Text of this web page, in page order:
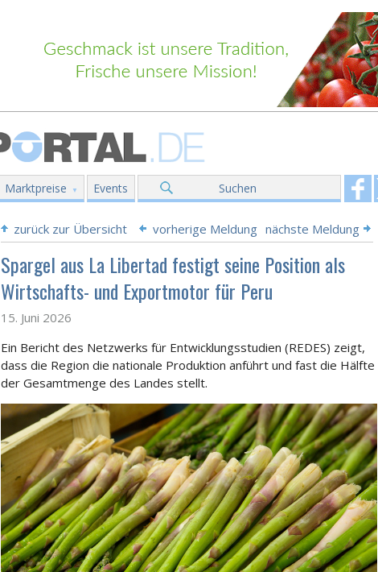
Marktpreise Events Suchen
zurück zur Übersicht vorherige Meldung nächste Meldung
Spargel aus La Libertad festigt seine Position als
Wirtschafts- und Exportmotor für Peru
15. Juni 2026
Ein Bericht des Netzwerks für Entwicklungsstudien (REDES) zeigt,
dass die Region die nationale Produktion anführt und fast die Hälfte
der Gesamtmenge des Landes stellt.